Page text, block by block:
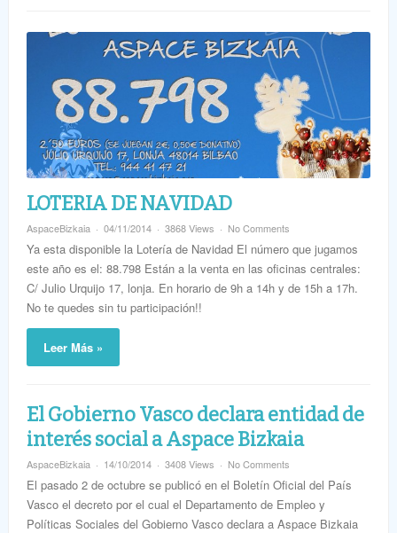
LOTERIA DE NAVIDAD
AspaceBizkaia 04/11/2014 3868 Views No Comments
Ya esta disponible la Lotería de Navidad El número que jugamos
este año es el: 88.798 Están a la venta en las oficinas centrales:
C/ Julio Urquijo 17, lonja. En horario de 9h a 14h y de 15h a 17h.
No te quedes sin tu participación!!
Leer Más »
El Gobierno Vasco declara entidad de
interés social a Aspace Bizkaia
AspaceBizkaia 14/10/2014 3408 Views No Comments
El pasado 2 de octubre se publicó en el Boletín Oficial del País
Vasco el decreto por el cual el Departamento de Empleo y
Políticas Sociales del Gobierno Vasco declara a Aspace Bizkaia